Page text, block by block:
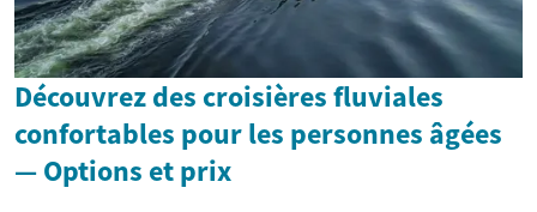
Découvrez des croisières fluviales
confortables pour les personnes âgées
— Options et prix